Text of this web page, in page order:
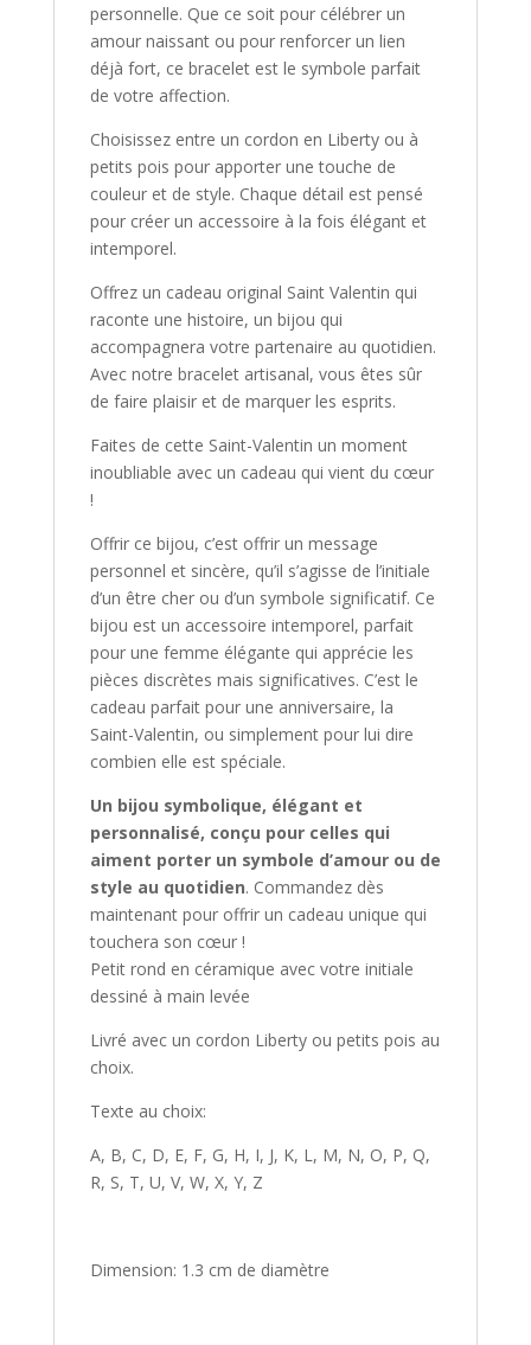
personnelle. Que ce soit pour célébrer un
amour naissant ou pour renforcer un lien
déjà fort, ce bracelet est le symbole parfait
de votre affection.
Choisissez entre un cordon en Liberty ou à
petits pois pour apporter une touche de
couleur et de style. Chaque détail est pensé
pour créer un accessoire à la fois élégant et
intemporel.
Offrez un cadeau original Saint Valentin qui
raconte une histoire, un bijou qui
accompagnera votre partenaire au quotidien.
Avec notre bracelet artisanal, vous êtes sûr
de faire plaisir et de marquer les esprits.
Faites de cette Saint-Valentin un moment
inoubliable avec un cadeau qui vient du cœur
!
Offrir ce bijou, c’est offrir un message
personnel et sincère, qu’il s’agisse de l’initiale
d’un être cher ou d’un symbole significatif. Ce
bijou est un accessoire intemporel, parfait
pour une femme élégante qui apprécie les
pièces discrètes mais significatives. C’est le
cadeau parfait pour une anniversaire, la
Saint-Valentin, ou simplement pour lui dire
combien elle est spéciale.
Un bijou symbolique, élégant et
personnalisé, conçu pour celles qui
aiment porter un symbole d’amour ou de
style au quotidien. Commandez dès
maintenant pour offrir un cadeau unique qui
touchera son cœur !
Petit rond en céramique avec votre initiale
dessiné à main levée
Livré avec un cordon Liberty ou petits pois au
choix.
Texte au choix:
A, B, C, D, E, F, G, H, I, J, K, L, M, N, O, P, Q,
R, S, T, U, V, W, X, Y, Z
Dimension: 1.3 cm de diamètre